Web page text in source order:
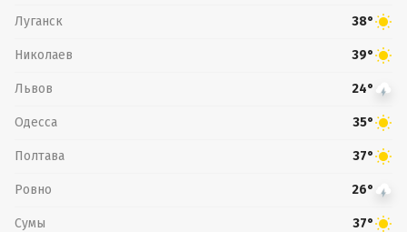
Луганск 38°
Николаев 39°
Львов 24°
Одесса 35°
Полтава 37°
Ровно 26°
Сумы 37°